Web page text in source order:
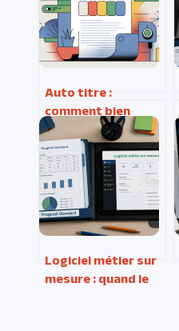
Auto titre :
comment bien
l’utiliser pour
booster vos
documents
Logiciel métier sur
mesure : quand le